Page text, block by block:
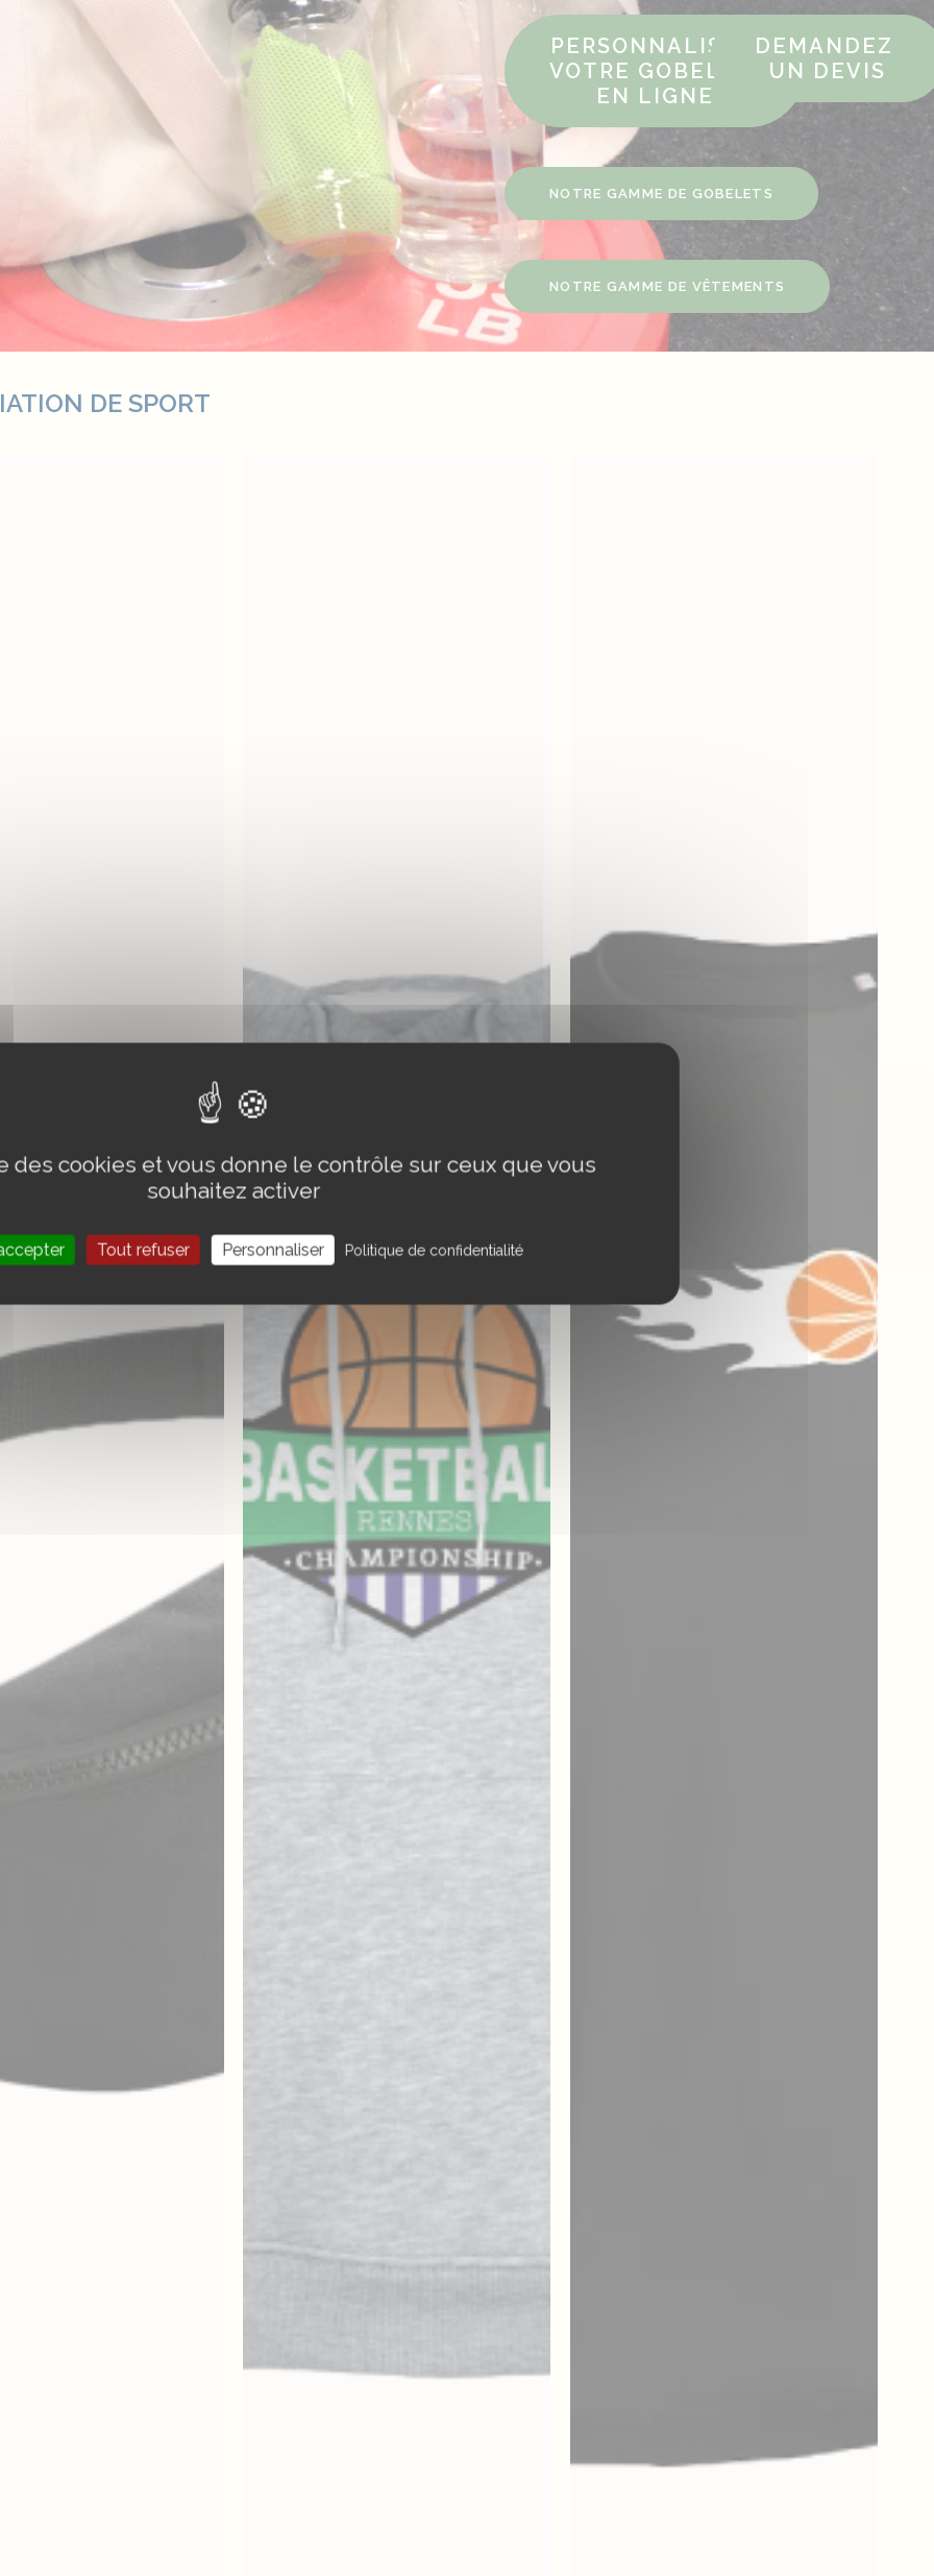
PERSONNALISEZ
VOTRE GOBELET
EN LIGNE
DEMANDEZ
UN DEVIS
NOTRE GAMME DE GOBELETS
NOTRE GAMME DE VÊTEMENTS
DE SPORT
des cookies et vous donne le contrôle sur ceux que vous
souhaitez activer
Tout refuser Personnaliser Politique de confidentialité